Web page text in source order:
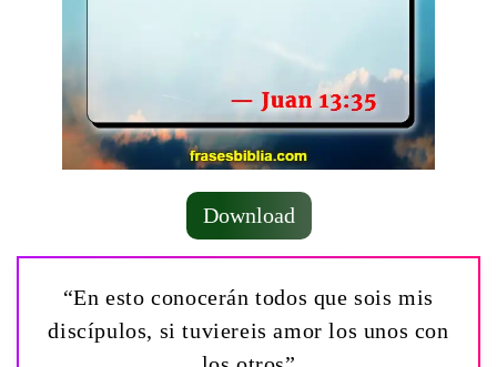
Download
“En esto conocerán todos que sois mis
discípulos, si tuviereis amor los unos con